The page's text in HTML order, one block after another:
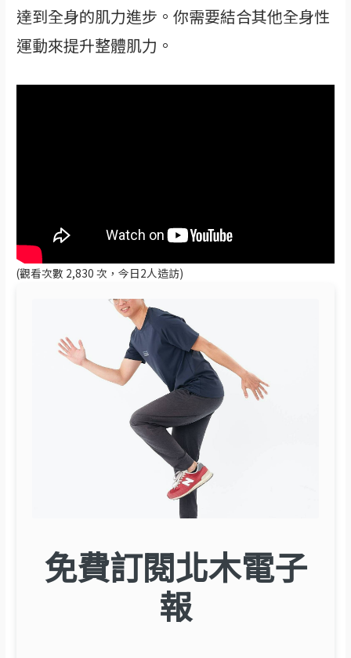
達到全身的肌力進步。你需要結合其他全身性
運動來提升整體肌力。
(觀看次數 2,830 次，今日2人造訪)
免費訂閱北木電子
報